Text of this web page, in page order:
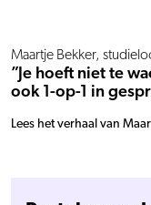
Maartje Bekker,
”Je hoeft niet te
ook 1-op-1 in
Lees het verhaal van